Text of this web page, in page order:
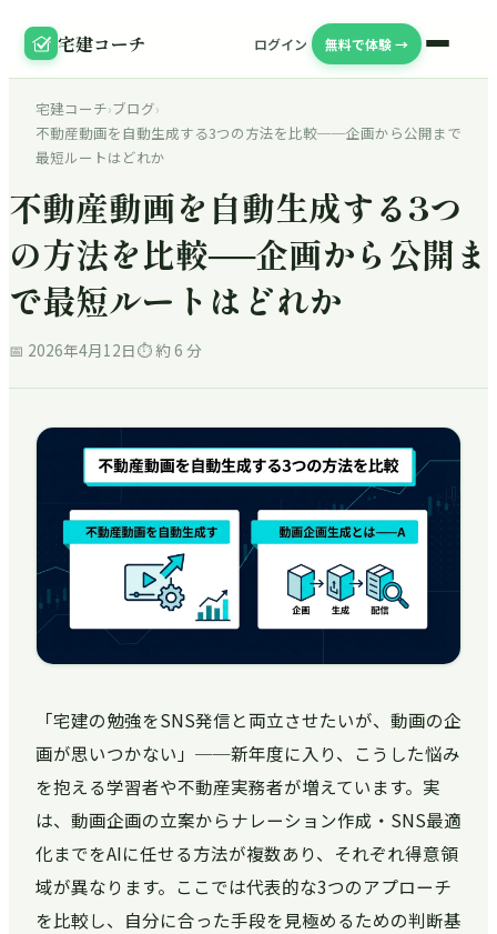
宅建コーチ ログイン 無料で体験 →
宅建コーチ›ブログ›
不動産動画を自動生成する3つの方法を比較──企画から公開まで
最短ルートはどれか
不動産動画を自動生成する3つ
の方法を比較──企画から公開ま
で最短ルートはどれか
📅 2026年4月12日⏱ 約6 分
「宅建の勉強をSNS発信と両立させたいが、動画の企
画が思いつかない」──新年度に入り、こうした悩み
を抱える学習者や不動産実務者が増えています。実
は、動画企画の立案からナレーション作成・SNS最適
化までをAIに任せる方法が複数あり、それぞれ得意領
域が異なります。ここでは代表的な3つのアプローチ
を比較し、自分に合った手段を見極めるための判断基